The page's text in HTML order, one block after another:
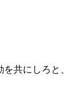
共にしろと